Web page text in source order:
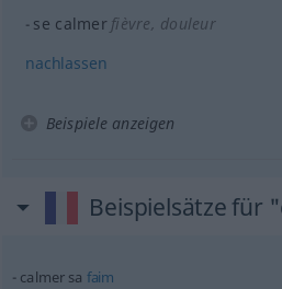
se calmer fièvre, douleur
nachlassen
Beispiele anzeigen
Beispielsätze für
calmer sa faim